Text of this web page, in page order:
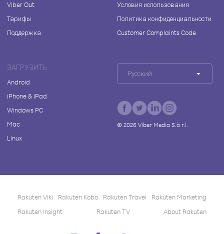
Viber Out
Тарифы
Поддержка
Условия использования
Политика конфиденциальности
Customer Complaints Code
ЗАГРУЗИТЬ
Android
iPhone & iPad
Windows PC
Mac
Linux
Русский
© 2026Viber Media S.à r.l.
Rakuten Viki Rakuten Kobo Rakuten Travel
Rakuten Marketing
Rakuten Insight
Rakuten TV About Rakuten